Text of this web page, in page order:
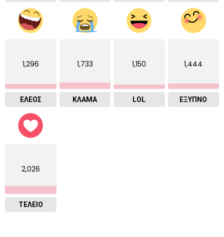
1,296
ΕΛΕΟΣ
1,733
ΚΛΑΜΑ
1,150
LOL
1,444
ΈΞΥΠΝΟ
2,026
ΤΕΛΕΙΟ